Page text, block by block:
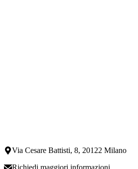
Via Cesare Battisti, 8, 20122 Milano